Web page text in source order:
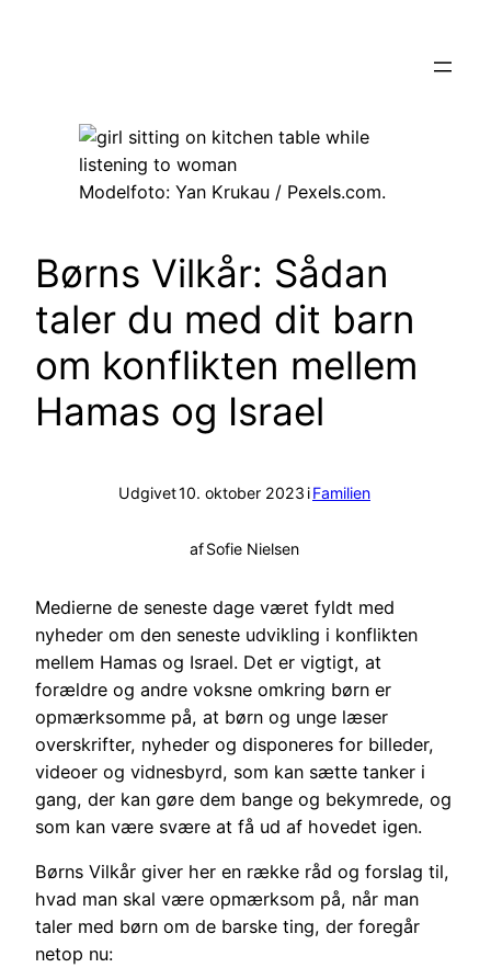
Modelfoto: Yan Krukau / Pexels.com.
Børns Vilkår: Sådan
taler du med dit barn
om konflikten mellem
Hamas og Israel
Udgivet10. oktober 2023 iFamilien
afSofie Nielsen
Medierne de seneste dage været fyldt med
nyheder om den seneste udvikling i konflikten
mellem Hamas og Israel. Det er vigtigt, at
forældre og andre voksne omkring børn er
opmærksomme på, at børn og unge læser
overskrifter, nyheder og disponeres for billeder,
videoer og vidnesbyrd, som kan sætte tanker i
gang, der kan gøre dem bange og bekymrede, og
som kan være svære at få ud af hovedet igen.
Børns Vilkår giver her en række råd og forslag til,
hvad man skal være opmærksom på, når man
taler med børn om de barske ting, der foregår
netop nu: